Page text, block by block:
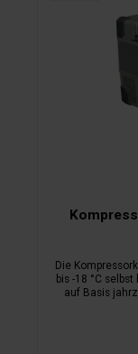
Die
bis -18 °C
auf Basis
getestet. Der